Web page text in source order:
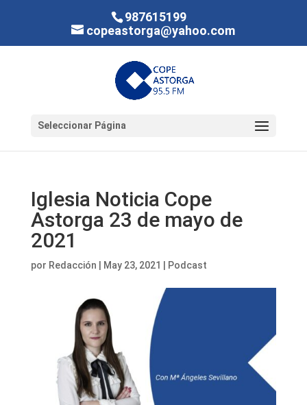
987615199
copeastorga@yahoo.com
Seleccionar Página
Iglesia Noticia Cope
Astorga 23 de mayo de
2021
por Redacción May 23, 2021 Podcast